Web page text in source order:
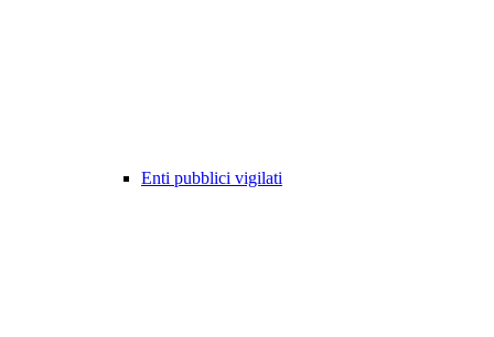
Enti pubblici vigilati